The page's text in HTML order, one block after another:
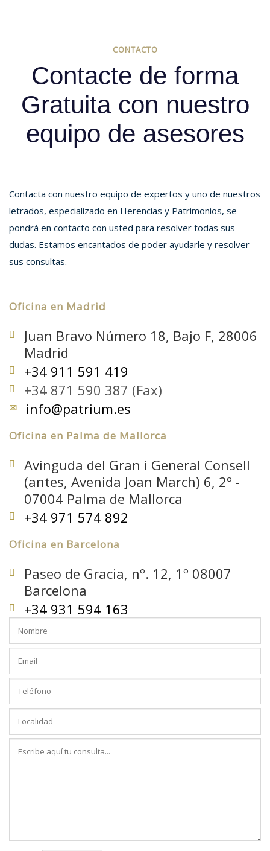
CONTACTO
Contacte de forma
Gratuita con nuestro
equipo de asesores
Contacta con nuestro equipo de expertos y uno de nuestros
letrados, especializado en Herencias y Patrimonios, se
pondrá en contacto con usted para resolver todas sus
dudas. Estamos encantados de poder ayudarle y resolver
sus consultas.
Oficina en Madrid
Juan Bravo Número 18, Bajo F, 28006
Madrid
+34 911 591 419
+34 871 590 387 (Fax)
info@patrium.es
Oficina en Palma de Mallorca
Avinguda del Gran i General Consell
(antes, Avenida Joan March) 6, 2º -
07004 Palma de Mallorca
+34 971 574 892
Oficina en Barcelona
Paseo de Gracia, nº. 12, 1º 08007
Barcelona
+34 931 594 163